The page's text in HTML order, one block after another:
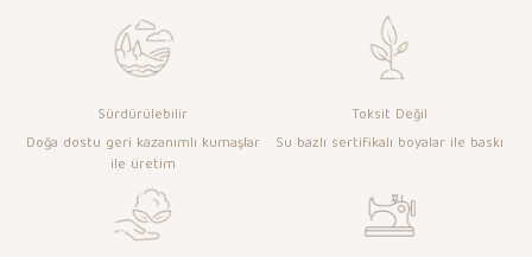
Sürdürülebilir
Doğa dostu geri kazanımlı kumaşlar
ile üretim
Toksit Değil
Su bazlı sertifikalı boyalar ile baskı